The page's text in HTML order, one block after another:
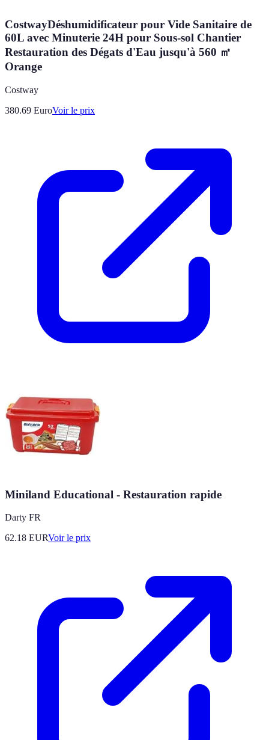
CostwayDéshumidificateur pour Vide Sanitaire de
60L avec Minuterie 24H pour Sous-sol Chantier
Restauration des Dégats d'Eau jusqu'à 560 ㎡
Orange
Costway
380.69 EuroVoir le prix
Miniland Educational - Restauration rapide
Darty FR
62.18 EURVoir le prix